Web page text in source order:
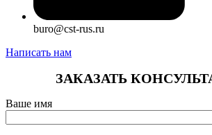
buro@cst-rus.ru
Написать нам
ЗАКАЗАТЬ
Ваше имя